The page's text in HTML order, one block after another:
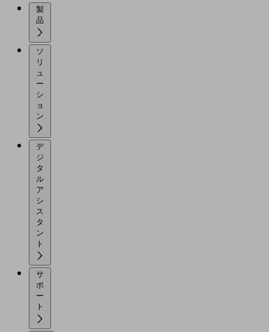
製
ソ
リ
ュ
ー
シ
ョ
デ
ジ
タ
ル
ア
シ
ス
タ
ン
サ
ポ
ー